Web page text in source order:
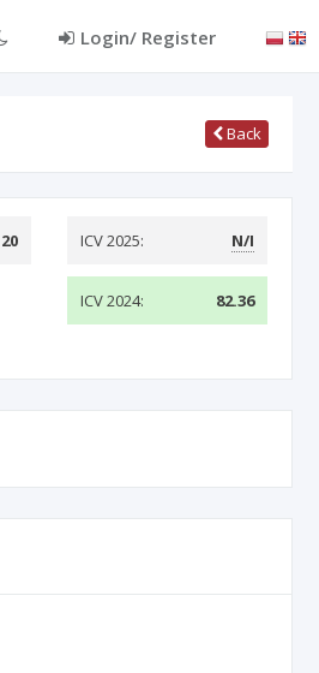
Login/ Register
Back
20 ICV 2025: N/I
ICV 2024: 82.36